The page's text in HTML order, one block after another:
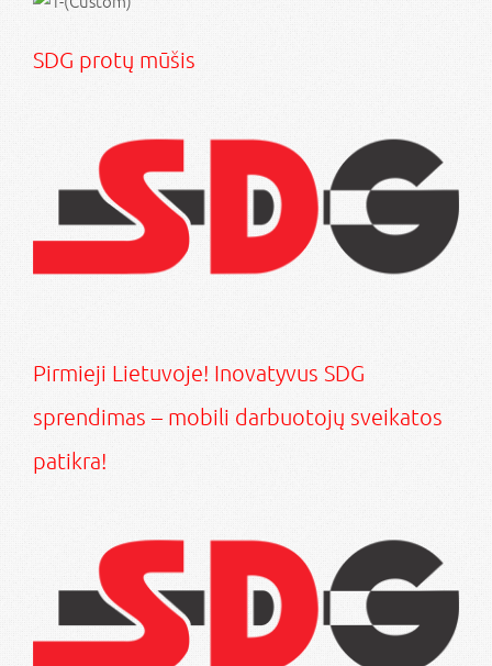
SDG protų mūšis
Pirmieji Lietuvoje! Inovatyvus SDG
sprendimas – mobili darbuotojų sveikatos
patikra!